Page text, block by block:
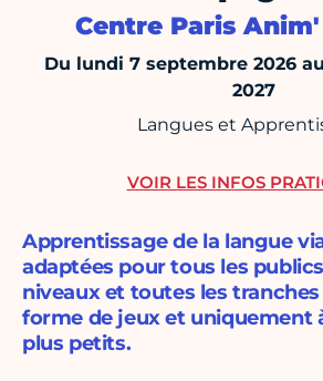
Centre Paris
Du lundi 7 septembre 2026
2027
Langues et
Apprentissage de la langue
adaptées pour tous les
niveaux et toutes les tranches
forme de jeux et uniquement
plus petits.
VOIR LES INFOS